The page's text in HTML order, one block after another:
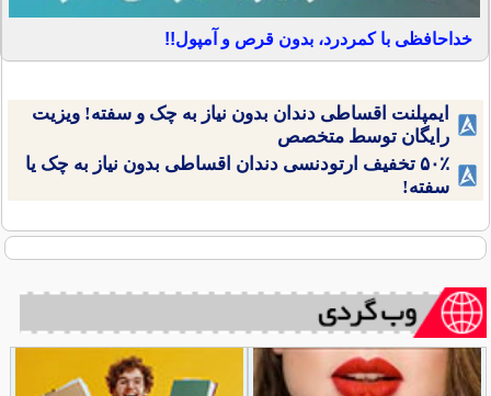
خداحافظی با کمردرد، بدون قرص و آمپول!!
ایمپلنت اقساطی دندان بدون نیاز به چک و سفته! ویزیت
رایگان توسط متخصص
۵۰٪ تخفیف ارتودنسی دندان اقساطی بدون نیاز به چک یا
سفته!